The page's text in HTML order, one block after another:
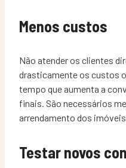
Menos custos
Não atender os clientes
drasticamente os custos
tempo que aumenta a
finais. São necessários
arrendamento dos
Testar novos